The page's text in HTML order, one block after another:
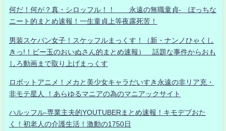
何だ！何が？真・シロッフル！！ 永遠の無職童貞- ぼっちな
ニート的まとめ速報！一生童貞上等夜露死苦！
男装スケバン女子！スケッフルまっくす！（新・ナンノひゃくし
きっ!！ビー玉のおいぬさん的まとめ速報） 話題な事件からおも
しろ動画まで取り上げまっくす
ロボットアニメ！メカと美少女キャラだいすき永遠の非リア充・
非モテ星人 ！あらゆるマニアの為のマニアックサイト
ハルッフル-専業主夫的YOUTUBERまとめ速報！キモデブおた
く！初老人の介護生活！激動の1750日